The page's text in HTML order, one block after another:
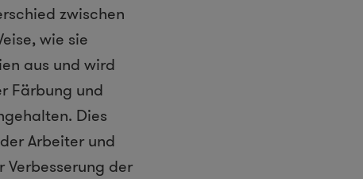
zwischen
wie sie
aus und wird
Färbung und
Dies
Arbeiter und
Verbesserung der